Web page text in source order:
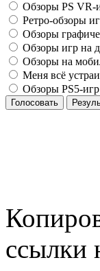
Обзоры PS VR-
Ретро-обзоры
Обзоры
Обзоры игр на
Обзоры на
Меня всё
Обзоры PS5-игр
Голосовать
ссылки